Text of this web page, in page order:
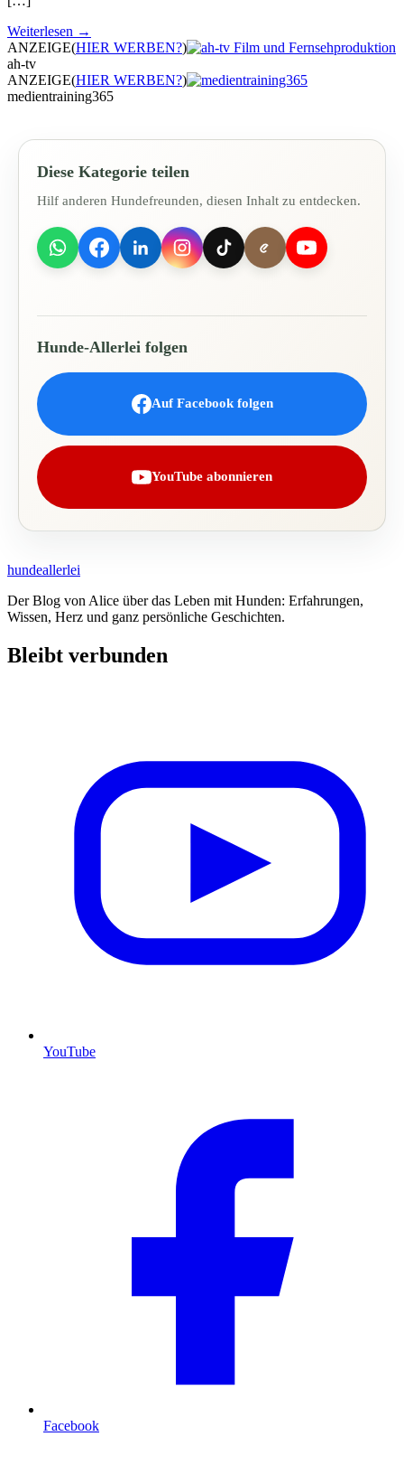
Weiterlesen →
ANZEIGE(HIER WERBEN?)
ah-tv
ANZEIGE(HIER WERBEN?)
medientraining365
Diese Kategorie teilen
Hilf anderen Hundefreunden, diesen Inhalt zu entdecken.
Hunde-Allerlei folgen
Auf Facebook folgen
YouTube abonnieren
hundeallerlei
Der Blog von Alice über das Leben mit Hunden: Erfahrungen,
Wissen, Herz und ganz persönliche Geschichten.
Bleibt verbunden
YouTube
Facebook